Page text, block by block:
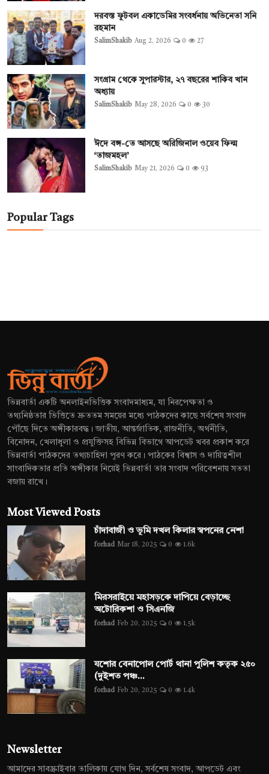
দরবস্ত ফুটবল একাডেমির সংবর্ধনায় অভিনেতা সনি
রহমান
SalimShakib Aug 2, 2026 0 27
সংগ্রাম থেকে সুপারস্টার, ২৭ বছরের শাকিব খান
অধ্যায়
SalimShakib May 28, 2026 0 30
ঈদে বঙ্গ-তে আসছে অরিজিনাল ওয়েব ফিল্ম
‘তাজমহল’
SalimShakib May 21, 2026 0 93
Popular Tags
ভিন্নবার্তা একটি অনলাইনভিত্তিক সংবাদমাধ্যম, যা নিরপেক্ষতা ও
তথ্যনিষ্ঠতার ভিত্তিতে দ্রুততম সময়ের মধ্যে পাঠকদের কাছে সর্বশেষ সংবাদ
পৌঁছে দিতে অঙ্গীকারবদ্ধ। জাতীয়, আন্তর্জাতিক, রাজনীতি, অর্থনীতি,
বিনোদন, খেলাধুলা ও প্রযুক্তিসহ বিভিন্ন বিভাগে আপডেট খবর প্রকাশ করে
ভিন্নবার্তা পাঠকদের তথ্যচাহিদা পূরণ করে। পাঠকের বিশ্বাস ও দায়িত্বশীল
সাংবাদিকতার প্রতি অঙ্গীকার নিয়েই ভিন্নবার্তা তার সংবাদ পরিবেশনায় সততা
বজায় রাখে।
Most Viewed Posts
চাঁদাবাজী ও ভূমি দখল কিলার স্বপনের নেশা
forhad Mar 18, 2025 0 1.6k
মিরসরাইয়ে মহাসড়কে দাপিয়ে বেড়াচ্ছে
অটোরিকশা ও সিএনজি
forhad Feb 20, 2025 0 1.5k
যশোর বেনাপোল পোর্ট থানা পুলিশ কতৃক ২৫০
(দুইশত পঞ্চ...
forhad Feb 20, 2025 0 1.4k
Newsletter
আমাদের সাবস্ক্রাইবার তালিকায় যোগ দিন, সর্বশেষ সংবাদ, আপডেট এবং